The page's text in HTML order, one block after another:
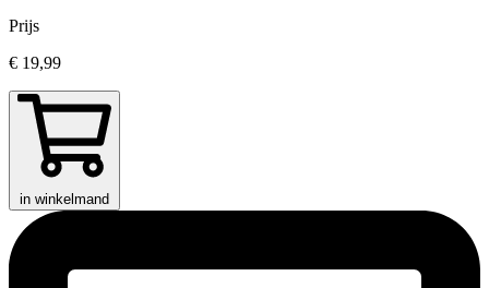
Prijs
€ 19,99
in winkelmand